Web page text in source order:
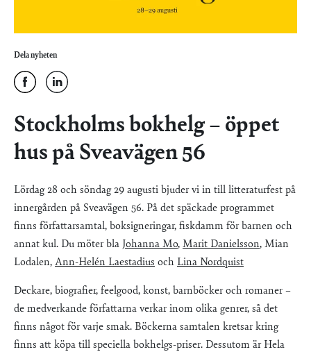
Dela nyheten
Stockholms bokhelg – öppet
hus på Sveavägen 56
Lördag 28 och söndag 29 augusti bjuder vi in till litteraturfest på
innergården på Sveavägen 56. På det späckade programmet
finns författarsamtal, boksigneringar, fiskdamm för barnen och
annat kul. Du möter bla Johanna Mo, Marit Danielsson, Mian
Lodalen, Ann-Helén Laestadius och Lina Nordquist
Deckare, biografier, feelgood, konst, barnböcker och romaner –
de medverkande författarna verkar inom olika genrer, så det
finns något för varje smak. Böckerna samtalen kretsar kring
finns att köpa till speciella bokhelgs-priser. Dessutom är Hela